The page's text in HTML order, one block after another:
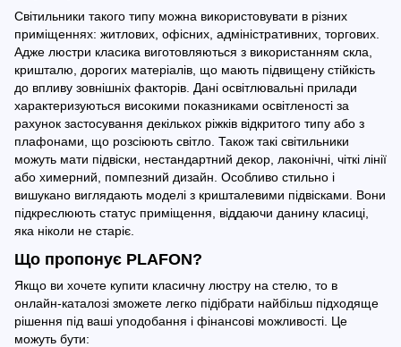
Світильники такого типу можна використовувати в різних
приміщеннях: житлових, офісних, адміністративних, торгових.
Адже люстри класика виготовляються з використанням скла,
кришталю, дорогих матеріалів, що мають підвищену стійкість
до впливу зовнішніх факторів. Дані освітлювальні прилади
характеризуються високими показниками освітленості за
рахунок застосування декількох ріжків відкритого типу або з
плафонами, що розсіюють світло. Також такі світильники
можуть мати підвіски, нестандартний декор, лаконічні, чіткі лінії
або химерний, помпезний дизайн. Особливо стильно і
вишукано виглядають моделі з кришталевими підвісками. Вони
підкреслюють статус приміщення, віддаючи данину класиці,
яка ніколи не старіє.
Що пропонує PLAFON?
Якщо ви хочете купити класичну люстру на стелю, то в
онлайн-каталозі зможете легко підібрати найбільш підходяще
рішення під ваші уподобання і фінансові можливості. Це
можуть бути: